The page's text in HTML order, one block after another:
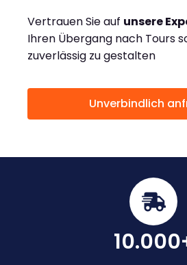
Vertrauen Sie auf unsere
Ihren Übergang nach Tours
zuverlässig zu gestalten
Unverbindlich